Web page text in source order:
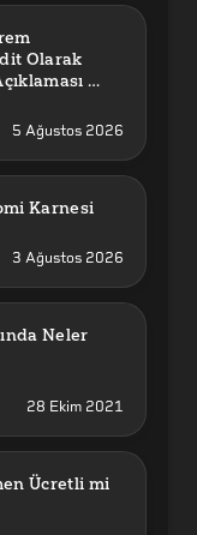
Olarak
5 Ağustos 2026
Karnesi
3 Ağustos 2026
Neler
28 Ekim 2021
Ücretli mi